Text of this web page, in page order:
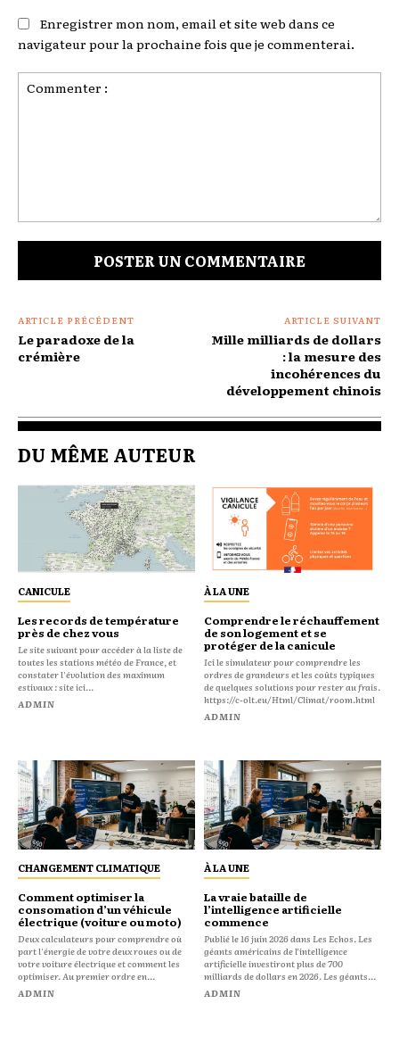
Enregistrer mon nom, email et site web dans ce
navigateur pour la prochaine fois que je commenterai.
ARTICLE PRÉCÉDENT
Le paradoxe de la
crémière
ARTICLE SUIVANT
Mille milliards de dollars
: la mesure des
incohérences du
développement chinois
DU MÊME AUTEUR
CANICULE
Les records de température
près de chez vous
Le site suivant pour accéder à la liste de
toutes les stations météo de France, et
constater l'évolution des maximum
estivaux : site ici...
ADMIN
À LA UNE
Comprendre le réchauffement
de son logement et se
protéger de la canicule
Ici le simulateur pour comprendre les
ordres de grandeurs et les coûts typiques
de quelques solutions pour rester au frais.
https://c-olt.eu/Html/Climat/room.html
ADMIN
CHANGEMENT CLIMATIQUE
Comment optimiser la
consomation d’un véhicule
électrique (voiture ou moto)
Deux calculateurs pour comprendre où
part l'énergie de votre deux roues ou de
votre voiture électrique et comment les
optimiser. Au premier ordre en...
ADMIN
À LA UNE
La vraie bataille de
l’intelligence artificielle
commence
Publié le 16 juin 2026 dans Les Echos. Les
géants américains de l’intelligence
artificielle investiront plus de 700
milliards de dollars en 2026. Les géants...
ADMIN